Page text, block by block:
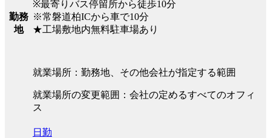
勤務
地
※最寄りバス停留所から徒歩10分
※常磐道柏ICから車で10分
★工場敷地内無料駐車場あり
就業場所：勤務地、その他会社が指定する範囲
就業場所の変更範囲：会社の定めるすべてのオフィ
ス
日勤